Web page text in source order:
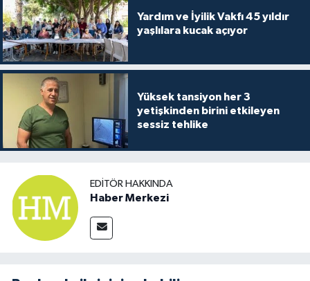
Yardım ve İyilik Vakfı 45 yıldır
yaşlılara kucak açıyor
Yüksek tansiyon her 3
yetişkinden birini etkileyen
sessiz tehlike
EDITÖR HAKKINDA
Haber Merkezi